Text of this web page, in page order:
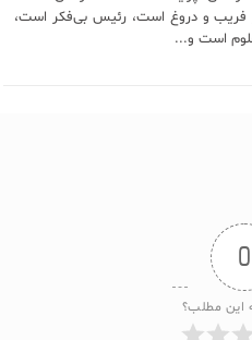
فریب و دروغ است، رئیس بی‌فکر است،
است و...
0
این مطلب؟